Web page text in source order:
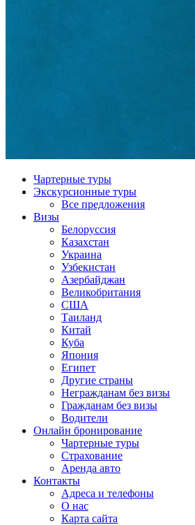
Чартерные туры
Экскурсионные туры
Все предложения
Визы
Белоруссия
Казахстан
Украина
Узбекистан
Азербайджан
Великобритания
США
Таиланд
Китай
Куба
Япония
Египет
Другие страны
Негражданам без визы
Гражданам без визы
Водители
Онлайн бронирование
Чартерные туры
Страхование
Аренда авто
Контакты
Адреса и телефоны
О нас
Карта сайта